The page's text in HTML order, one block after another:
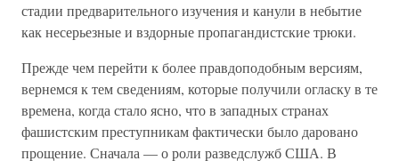
стадии предварительного изучения и канули в небытие
как несерьезные и вздорные пропагандистские трюки.
Прежде чем перейти к более правдоподобным версиям,
вернемся к тем сведениям, которые получили огласку в те
времена, когда стало ясно, что в западных странах
фашистским преступникам фактически было даровано
прощение. Сначала — о роли разведслужб США. В